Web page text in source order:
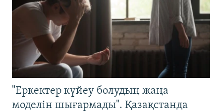
"Еркектер күйеу болудың жаңа
моделін шығармады". Қазақстанда